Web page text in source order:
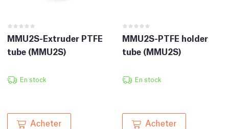
MMU2S-Extruder PTFE
tube (MMU2S)
En stock
Acheter
MMU2S-PTFE holder
tube (MMU2S)
En stock
Acheter